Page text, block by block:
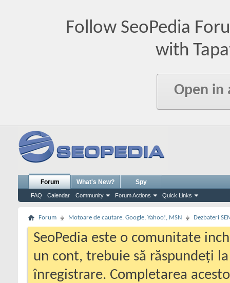
Follow SeoPedia
with
Open in
Forum
FAQ Calendar Community Forum Actions Quick Links
What's New? Spy
Forum Motoare de cautare. Google, Yahoo!, MSN Dezbateri
SeoPedia este o comunitate
un cont, trebuie să răspundeți
înregistrare. Completarea